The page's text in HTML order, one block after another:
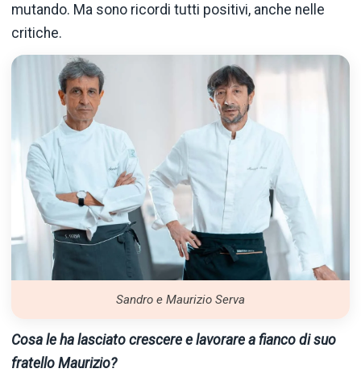
mutando. Ma sono ricordi tutti positivi, anche nelle
critiche.
Sandro e Maurizio Serva
Cosa le ha lasciato crescere e lavorare a fianco di suo
fratello Maurizio?